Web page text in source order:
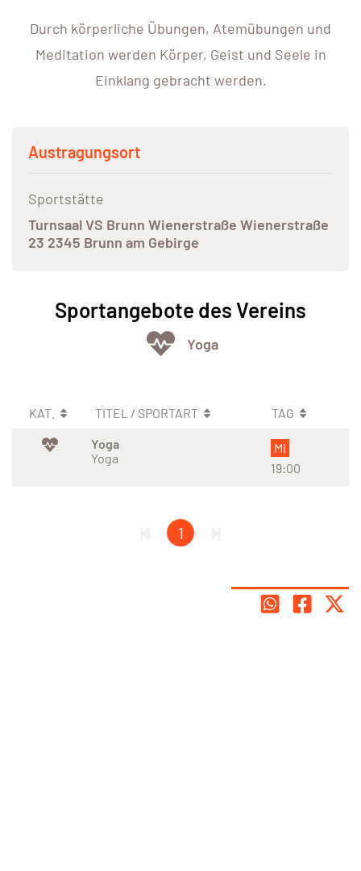
Durch körperliche Übungen, Atemübungen und
Meditation werden Körper, Geist und Seele in
Einklang gebracht werden.
Austragungsort
Sportstätte
Turnsaal VS Brunn Wienerstraße Wienerstraße
23 2345 Brunn am Gebirge
Sportangebote des Vereins
Yoga
KAT. TITEL / SPORTART
TAG
Yoga
Yoga
Mi
19:00
1